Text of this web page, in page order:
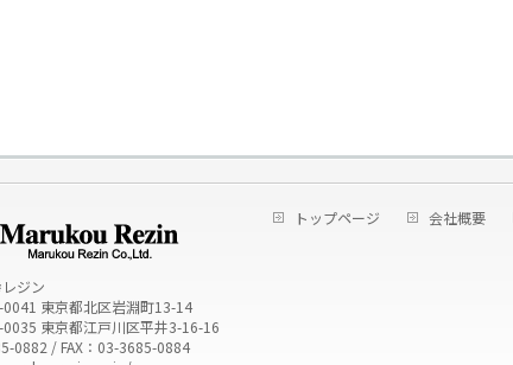
ジン
東京都北区岩淵町13-14
東京都江戸川区平井3-16-16
0882 / FAX：03-3685-0884
トップページ 会社概要